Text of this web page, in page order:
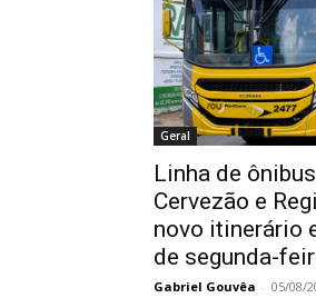
Geral
Linha de
Cervezão e
novo itinerário
de segunda-
Gabriel Gouvêa - 05/08/